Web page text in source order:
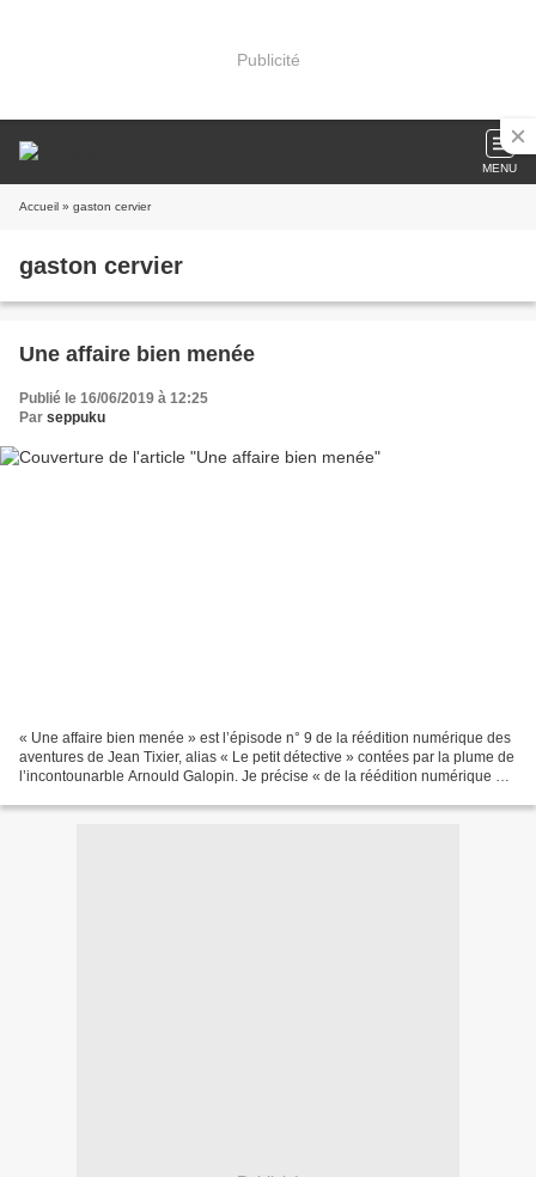
Publicité
MENU
Accueil » gaston cervier
gaston cervier
Une affaire bien menée
Publié le 16/06/2019 à 12:25
Par seppuku
« Une affaire bien menée » est l’épisode n° 9 de la réédition numérique des
aventures de Jean Tixier, alias « Le petit détective » contées par la plume de
l’incontounarble Arnould Galopin. Je précise « de la réédition numérique »,